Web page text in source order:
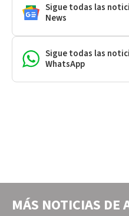
Sigue todas las
News
Sigue todas las
WhatsApp
MÁS NOTICIAS DE